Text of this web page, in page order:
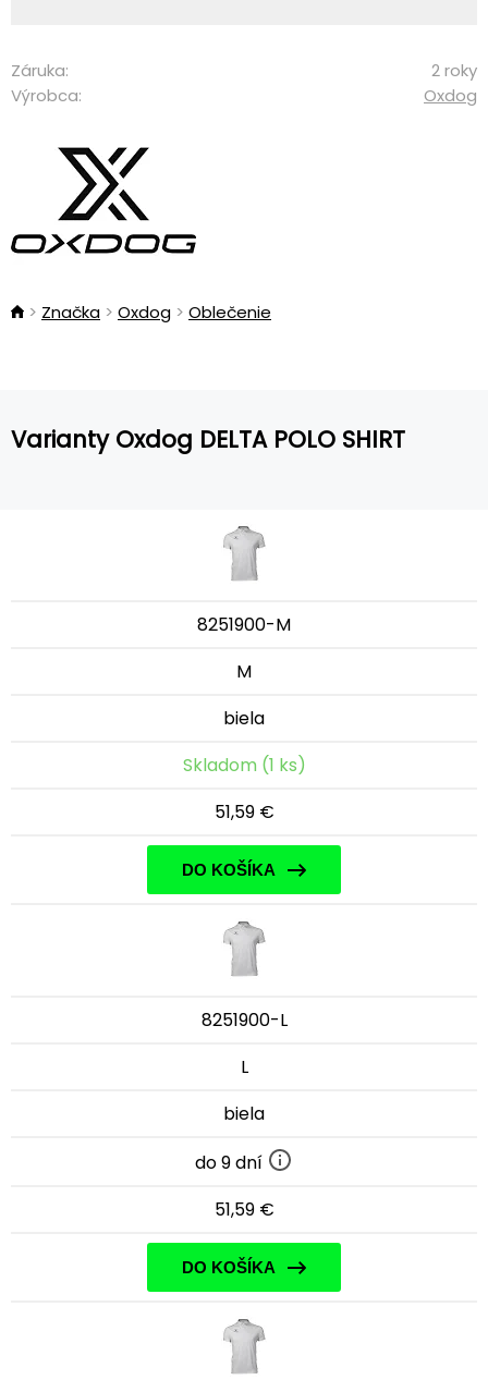
Záruka:
2 roky
Výrobca:
Oxdog
Značka Oxdog Oblečenie
Varianty Oxdog DELTA POLO SHIRT
8251900-M
M
biela
Skladom (1 ks)
51,59 €
DO KOŠÍKA
8251900-L
L
biela
do 9 dní
51,59 €
DO KOŠÍKA